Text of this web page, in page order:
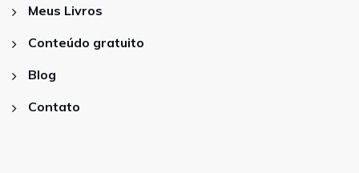
Meus Livros
Conteúdo gratuito
Blog
Contato